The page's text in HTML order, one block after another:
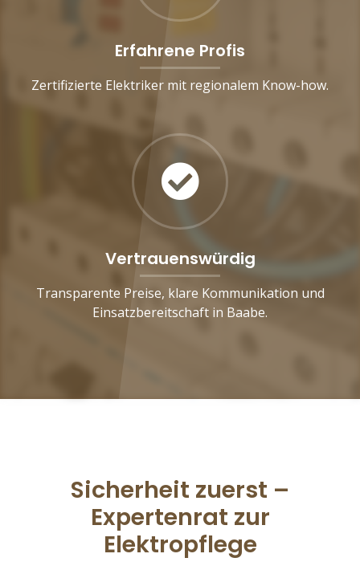
Erfahrene Profis
Zertifizierte Elektriker mit regionalem Know-how.
Vertrauenswürdig
Transparente Preise, klare Kommunikation und
Einsatzbereitschaft in Baabe.
Sicherheit zuerst –
Expertenrat zur
Elektropflege